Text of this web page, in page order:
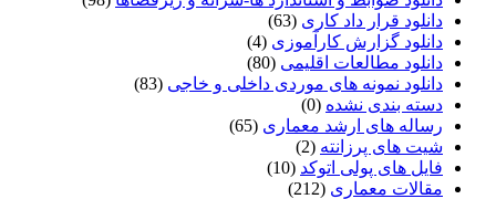
دانلود قرار داد کاری (63)
دانلود گزارش کارآموزی (4)
دانلود مطالعات اقلیمی (80)
دانلود نمونه های موردی داخلی و خاجی (83)
دسته بندی نشده (0)
رساله های ارشد معماری (65)
شیت های پرزانته (2)
فایل های پولی اتوکد (10)
مقالات معماری (212)